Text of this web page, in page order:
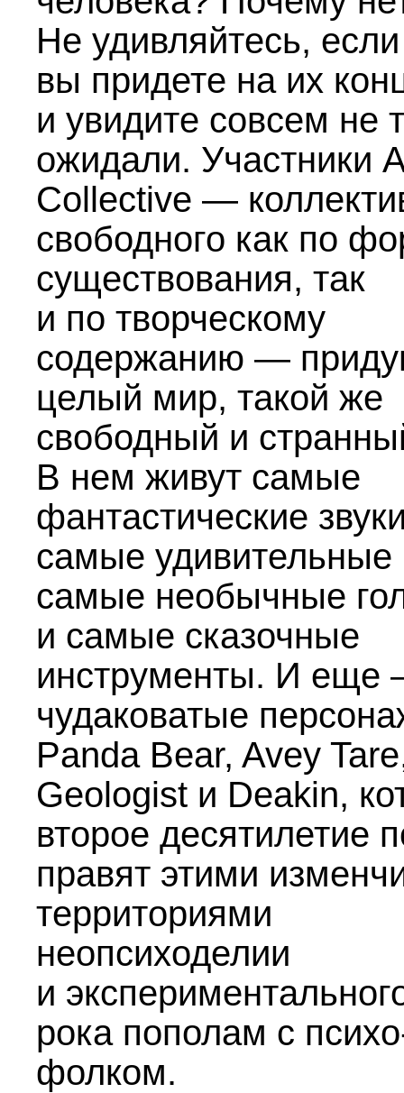
Не удивляйтесь, если
вы придете на их
и увидите совсем не
ожидали. Участники
Collective —
свободного как по
существования, так
и по творческому
содержанию —
целый мир, такой же
свободный и
В нем живут самые
фантастические
самые
самые необычные
и самые сказочные
инструменты. И еще
чудаковатые
Panda Bear, Avey
Geologist и Deakin,
второе десятилетие
правят этими
территориями
неопсиходелии
и
рока пополам с
фолком.